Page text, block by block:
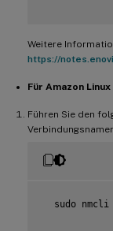
Weitere
https://
Für Amazon Linux
Führen Sie den
sudo nmcli